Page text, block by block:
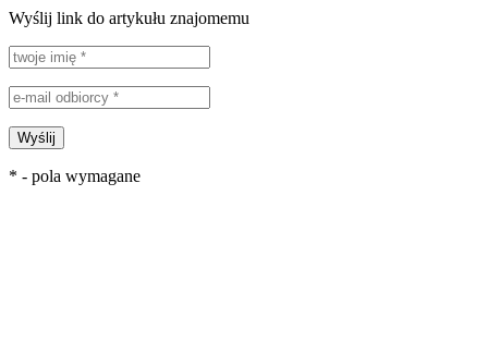
Wyślij link do artykułu znajomemu
Wyślij
* - pola wymagane